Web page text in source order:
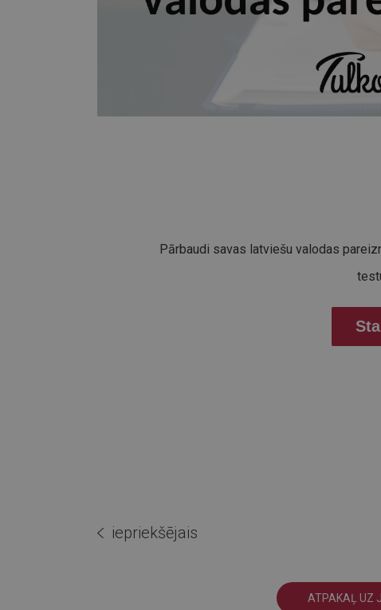
Pārbaudi savas latviešu valodas
iepriekšējais
ATPAKAĻ UZ